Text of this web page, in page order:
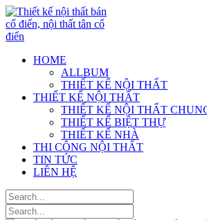
HOME
ALLBUM
THIẾT KẾ NỘI THẤT
THIẾT KẾ NỘI THẤT
THIẾT KẾ NỘI THẤT
THIẾT KẾ BIỆT THỰ
THIẾT KẾ NHÀ
THI CÔNG NỘI THẤT
TIN TỨC
LIÊN HỆ